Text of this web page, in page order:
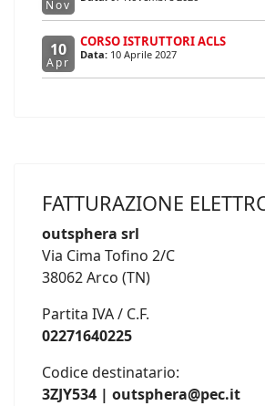
Nov
10
Apr
CORSO ISTRUTTORI ACLS
Data: 10 Aprile 2027
FATTURAZIONE
outsphera srl
Via Cima Tofino 2/C
38062 Arco (TN)
Partita IVA / C.F.
02271640225
Codice destinatario:
3ZJY534 | outsphera@pec.it